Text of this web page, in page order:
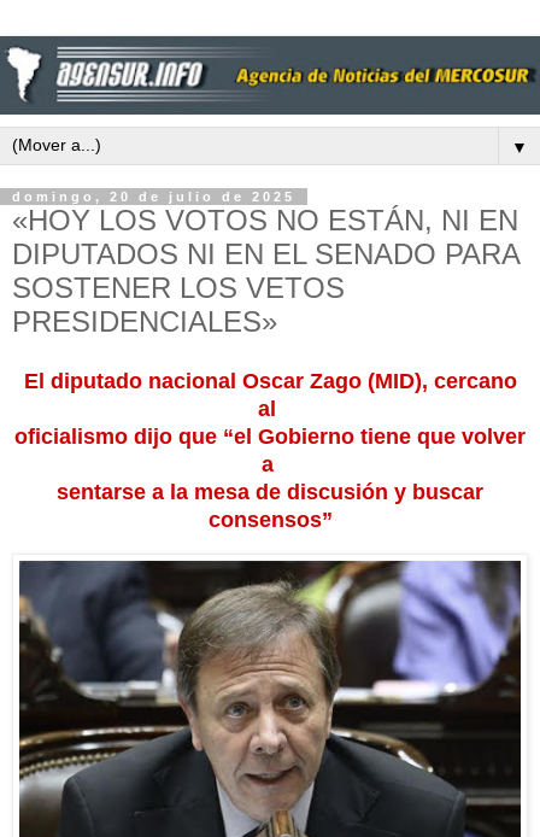
▼
domingo, 20 de julio de 2025
«HOY LOS VOTOS NO ESTÁN, NI EN
DIPUTADOS NI EN EL SENADO PARA
SOSTENER LOS VETOS
PRESIDENCIALES»
El diputado nacional Oscar Zago (MID), cercano
al
oficialismo dijo que “el Gobierno tiene que volver
a
sentarse a la mesa de discusión y buscar
consensos”